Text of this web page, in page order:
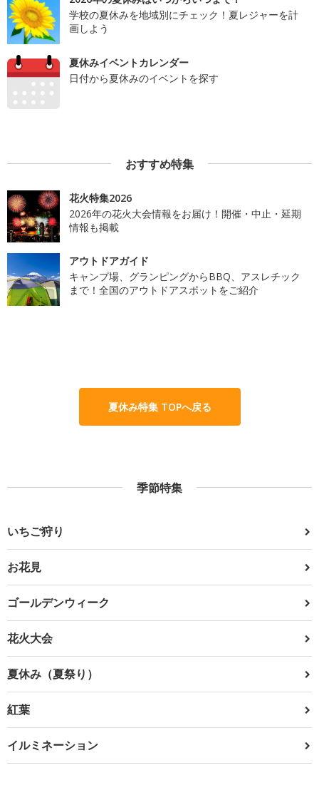
学校の夏休みを地域別にチェック！夏レジャーを計
画しよう
夏休みイベントカレンダー
日付から夏休みのイベントを探す
おすすめ特集
花火特集2026
2026年の花火大会情報をお届け！開催・中止・延期
情報も掲載
アウトドアガイド
キャンプ場、グランピングからBBQ、アスレチック
まで！全国のアウトドアスポットをご紹介
夏休み特集 TOPへ戻る
季節特集
いちご狩り
お花見
ゴールデンウィーク
花火大会
夏休み（夏祭り）
紅葉
イルミネーション